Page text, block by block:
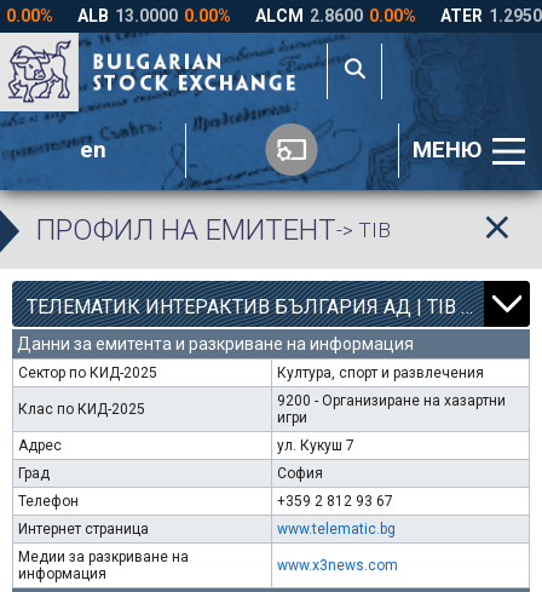
en МЕНЮ
ПРОФИЛ НА ЕМИТЕНТ-> TIB
ТЕЛЕМАТИК ИНТЕРАКТИВ БЪЛГАРИЯ АД | TIB | 12
Данни за емитента и разкриване на информация
Сектор по КИД-2025 Култура, спорт и развлечения
Клас по КИД-2025
9200 - Организиране на хазартни
игри
Адрес
ул. Кукуш 7
Град
София
Телефон
+359 2 812 93 67
Интернет страница
www.telematic.bg
Медии за разкриване на
информация
www.x3news.com